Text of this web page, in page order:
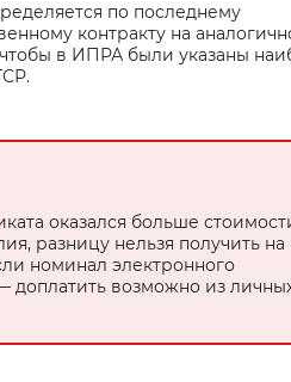
ассистент
по последнему
контракту на
в ИПРА были указаны
оказался больше
разницу нельзя получить на
номинал электронного
доплатить возможно из